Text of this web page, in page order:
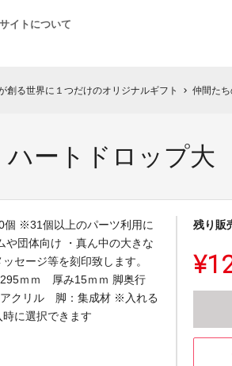
イトについて
創る世界に１つだけのオリジナルギフト chevron_right 仲間たち
ートドロップ大
個 ※31個以上のパーツ利用に
や団体向け ・真ん中の大きな
セージ等を刻印致します。
ｍｍ 厚み15ｍｍ 脚奥行
クリル 脚：集成材 ※入れる
時に選択できます
残り販